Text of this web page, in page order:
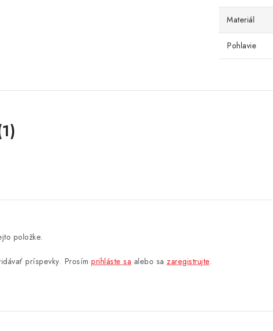
Materiál
Pohlavie
položke.
príspevky. Prosím prihláste sa alebo sa zaregistrujte.